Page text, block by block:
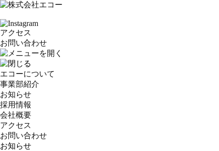
アクセス
お問い合わせ
エコーについて
事業部紹介
お知らせ
採用情報
会社概要
アクセス
お問い合わせ
お知らせ